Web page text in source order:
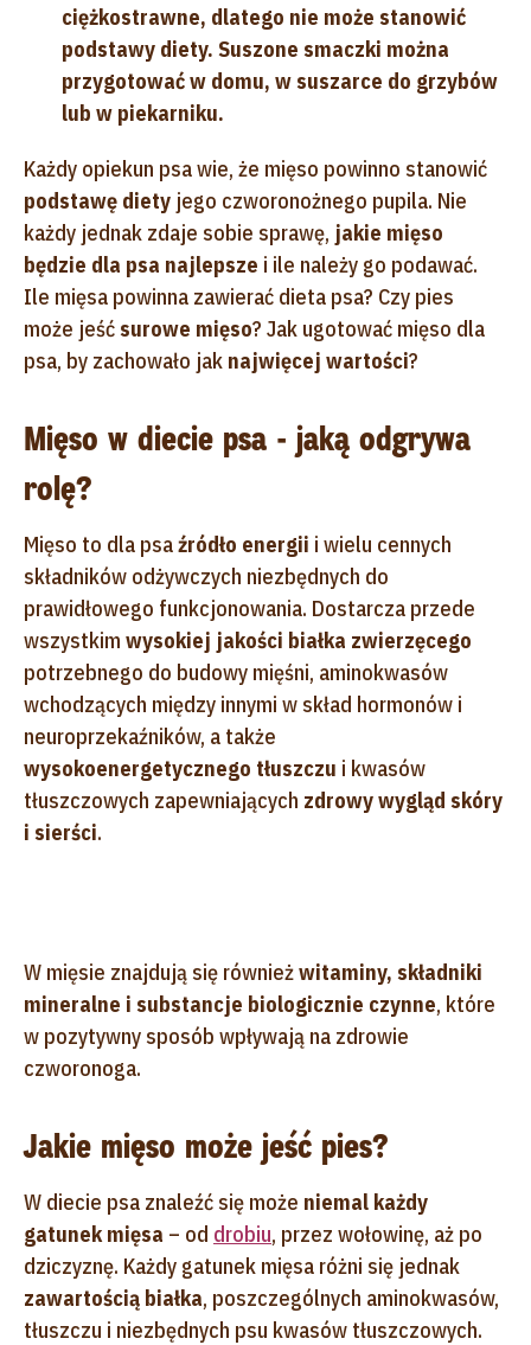
ciężkostrawne, dlatego nie może stanowić
podstawy diety. Suszone smaczki można
przygotować w domu, w suszarce do grzybów
lub w piekarniku.
Każdy opiekun psa wie, że mięso powinno stanowić
podstawę diety jego czworonożnego pupila. Nie
każdy jednak zdaje sobie sprawę, jakie mięso
będzie dla psa najlepsze i ile należy go podawać.
Ile mięsa powinna zawierać dieta psa? Czy pies
może jeśćsurowe mięso? Jak ugotować mięso dla
psa, by zachowało jak najwięcej wartości?
Mięso w diecie psa - jaką odgrywa
rolę?
Mięso to dla psaźródło energii i wielu cennych
składników odżywczych niezbędnych do
prawidłowego funkcjonowania. Dostarcza przede
wszystkim wysokiej jakości białka zwierzęcego
potrzebnego do budowy mięśni, aminokwasów
wchodzących między innymi w skład hormonów i
neuroprzekaźników, a także
wysokoenergetycznego tłuszczu i kwasów
tłuszczowych zapewniających zdrowy wygląd skóry
i sierści.
W mięsie znajdują się równieżwitaminy, składniki
mineralne i substancje biologicznie czynne, które
w pozytywny sposób wpływają na zdrowie
czworonoga.
Jakie mięso może jeść pies?
W diecie psa znaleźć się może niemal każdy
gatunek mięsa – od drobiu, przez wołowinę, aż po
dziczyznę. Każdy gatunek mięsa różni się jednak
zawartością białka, poszczególnych aminokwasów,
tłuszczu i niezbędnych psu kwasów tłuszczowych.